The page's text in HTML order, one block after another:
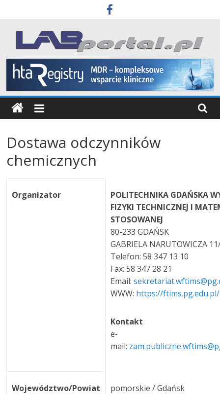
to
content
Labportal
Laboratoria
Aparatura
Badania
Dostawa odczynników
chemicznych
Organizator
POLITECHNIKA GDAŃSKA
FIZYKI TECHNICZNEJ I
STOSOWANEJ
80-233 GDAŃSK
GABRIELA NARUTOWICZA
Telefon: 58 347 13 10
Fax: 58 347 28 21
Email:
WWW: https://ftims.pg.edu.pl/
Kontakt
e-
mail:
Województwo/Powiat pomorskie / Gdańsk